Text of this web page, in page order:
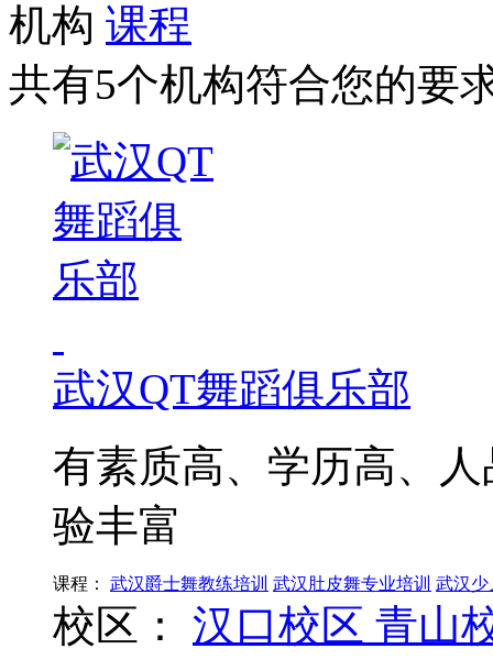
机构 课程
共有5个机构符合您的要
武汉QT舞蹈俱乐部
有素质高、学历高、
验丰富
课程： 武汉爵士舞教练培训 武汉肚皮舞专业培训 武汉少
校区： 汉口校区 青山